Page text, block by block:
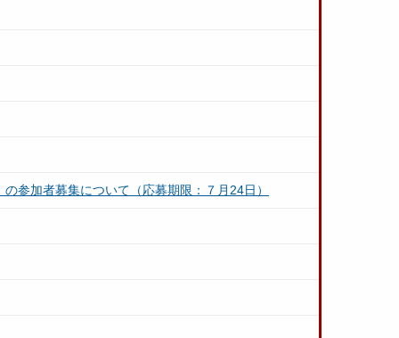
参加者募集について（応募期限：７月24日）